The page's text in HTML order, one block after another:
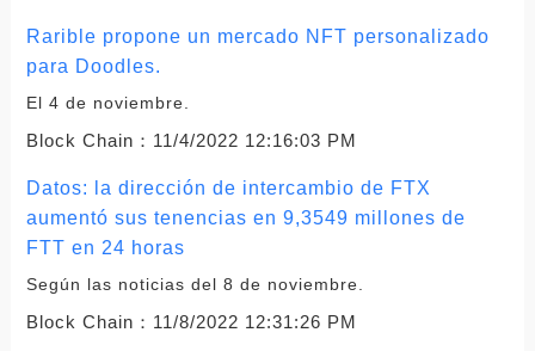
Rarible propone un mercado NFT personalizado
para Doodles.
El 4 de noviembre.
Block Chain： 11/4/2022 12:16:03 PM
Datos: la dirección de intercambio de FTX
aumentó sus tenencias en 9,3549 millones de
FTT en 24 horas
Según las noticias del 8 de noviembre.
Block Chain： 11/8/2022 12:31:26 PM